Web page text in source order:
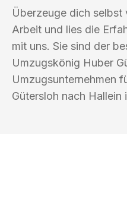
Überzeuge dich selbst
Arbeit und lies die
mit uns. Sie sind der
Umzugskönig Huber
Umzugsunternehmen
Gütersloh nach Hallein